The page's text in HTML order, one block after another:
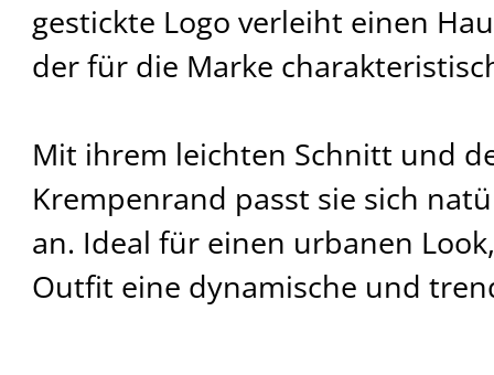
gestickte Logo verleiht einen
der für die Marke
Mit ihrem leichten Schnitt und
Krempenrand passt sie sich
an. Ideal für einen urbanen
Outfit eine dynamische und